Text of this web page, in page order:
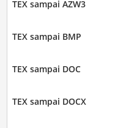
TEX sampai AZW3
TEX sampai BMP
TEX sampai DOC
TEX sampai DOCX